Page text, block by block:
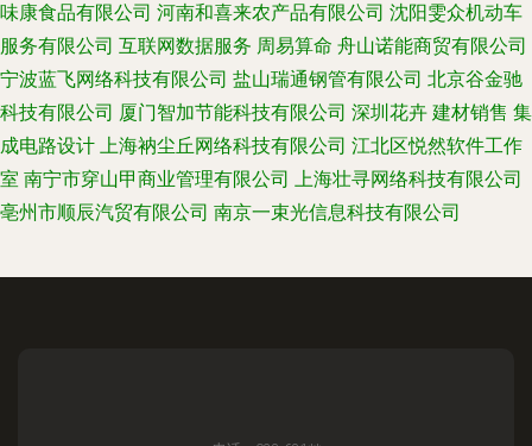
味康食品有限公司 河南和喜来农产品有限公司 沈阳雯众机动车
服务有限公司 互联网数据服务 周易算命 舟山诺能商贸有限公司
宁波蓝飞网络科技有限公司 盐山瑞通钢管有限公司 北京谷金驰
科技有限公司 厦门智加节能科技有限公司 深圳花卉 建材销售 集
成电路设计 上海衲尘丘网络科技有限公司 江北区悦然软件工作
室 南宁市穿山甲商业管理有限公司 上海壮寻网络科技有限公司
亳州市顺辰汽贸有限公司 南京一束光信息科技有限公司